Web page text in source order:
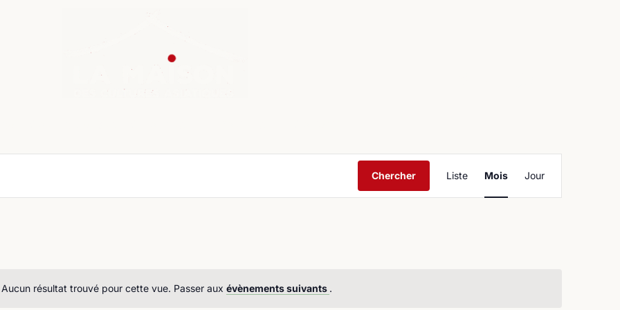
Aucun résultat trouvé pour cette vue. Passer aux évènements suivants .
Chercher
de
Liste Mois Jour